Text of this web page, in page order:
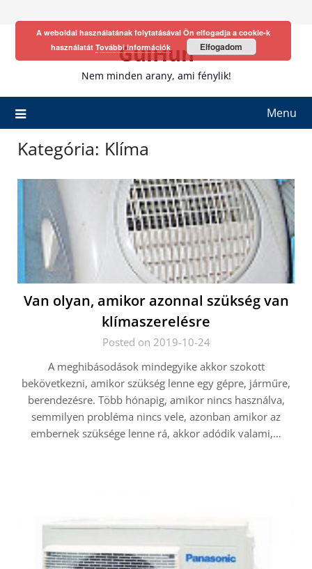
GulHun
Nem minden arany, ami fénylik!
Menu
Kategória: Klíma
Van olyan, amikor azonnal szükség van
klímaszerelésre
Posted on 2019-10-24
A meghibásodások mindegyike akkor szokott
bekövetkezni, amikor szükség lenne egy gépre, járműre,
berendezésre. Több hónapig, amikor nincs használva,
semmilyen probléma nincs vele, azonban amikor az
embernek szüksége lenne rá, akkor adódik valami,…
A weboldal használatának folytatásával Ön elfogadja a cookie-k
használatát További információk Elfogadom